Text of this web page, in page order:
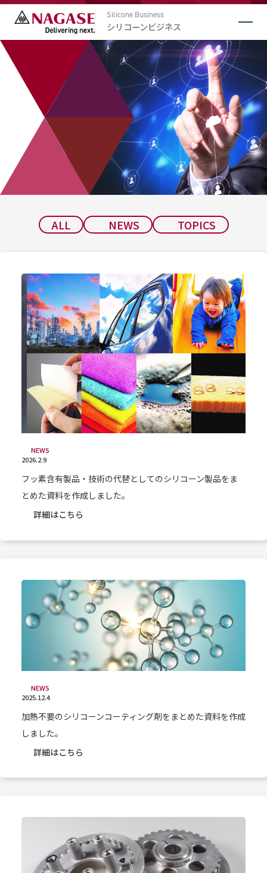
Silicone Business
シリコーンビジネス
ALL NEWS TOPICS
NEWS
2026.2.9
フッ素含有製品・技術の代替としてのシリコーン製品をま
とめた資料を作成しました。
詳細はこちら
NEWS
2025.12.4
加熱不要のシリコーンコーティング剤をまとめた資料を作成
しました。
詳細はこちら